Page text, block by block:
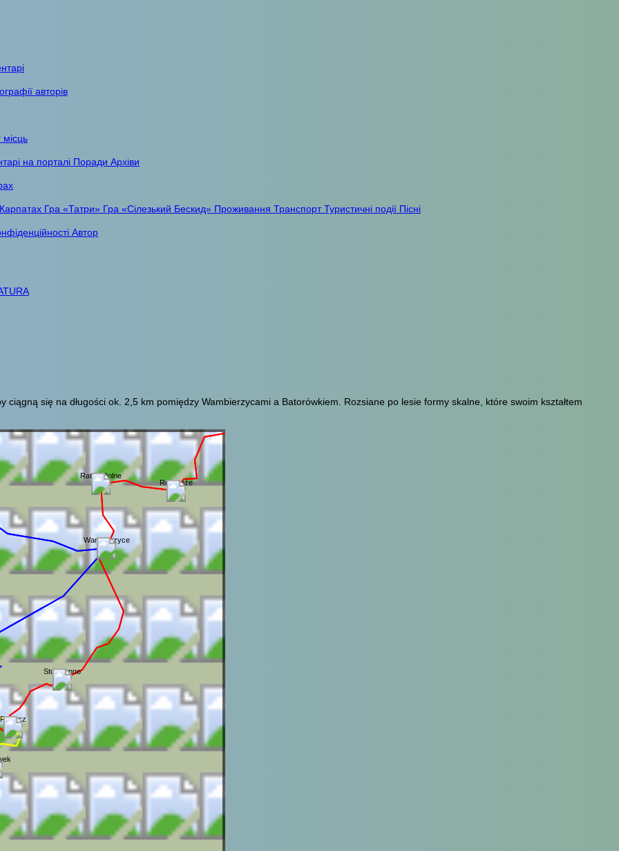
авторів
місць
на порталі Поради Архіви
Гра «Татри» Гра «Сілезький Бескид» Проживання ТранспортТуристичні події Пісні
Автор
ciągną się na długości ok. 2,5 km pomiędzy Wambierzycami a Batorówkiem. Rozsiane po lesie formy skalne, które swoim kształtem
Ratno Dolne
Rogacz
Rozdroże
Studzienno
Wambierzyce